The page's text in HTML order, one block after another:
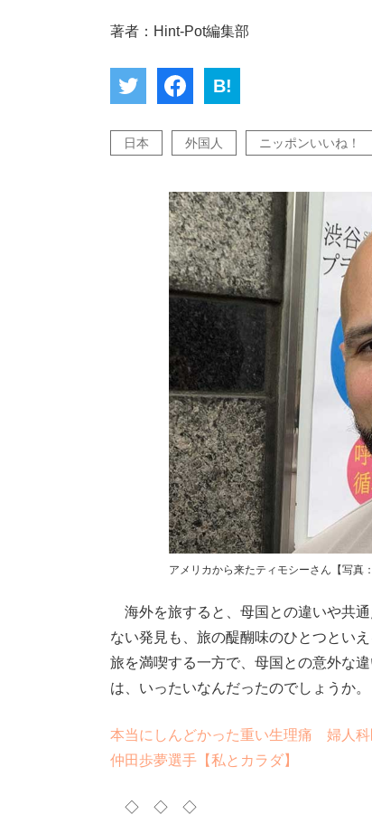
著者：Hint-Pot編集部
B!
日本 外国人 ニッポンいいね！
アメリカから来たティモシーさん【写真
海外を旅すると、母国との違いや共
ない発見も、旅の醍醐味のひとつとい
旅を満喫する一方で、母国との意外な
は、いったいなんだったのでしょうか。
本当にしんどかった重い生理痛 婦人
仲田歩夢選手【私とカラダ】
◇ ◇ ◇